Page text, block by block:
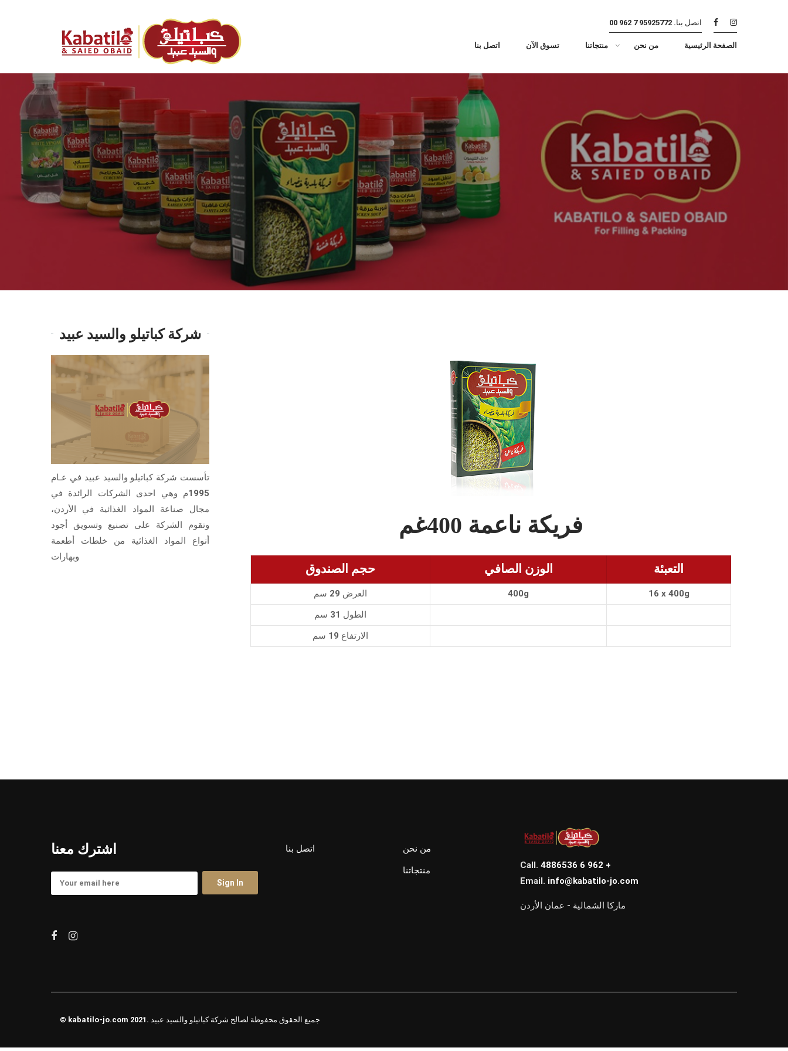
اتصل بنا. 95925772 7 962 00
اتصل بنا تسوق الآن منتجاتنا من نحن الصفحة الرئيسية
فريكة ناعمة 400غم
حجم الصندوق الوزن الصافي التعبئة
العرض 29 سم 400g
16 x 400g
الطول 31 سم
الارتفاع 19 سم
شركة كباتيلو والسيد عبيد
تأسست شركة كباتيلو والسيد عبيد في عـام
1995م وهي احدى الشركات الرائدة في
مجال صناعة المواد الغذائية في الأردن،
وتقوم الشركة على تصنيع وتسويق أجود
أنواع المواد الغذائية من خلطات أطعمة
وبهارات
اشترك معنا اتصل بنا من نحن
منتجاتنا
Call. 4886536 6 962 +
Email. info@kabatilo-jo.com
ماركا الشمالية - عمان الأردن
© kabatilo-jo.com 2021. جميع الحقوق محفوظة لصالح شركة كباتيلو والسيد عبيد